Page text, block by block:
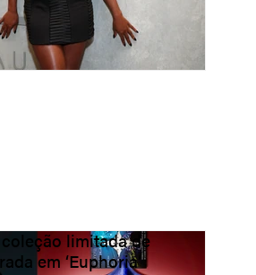
limitada de
em ‘Euphoria’